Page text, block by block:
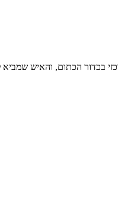
בכדור הכתום, והאיש